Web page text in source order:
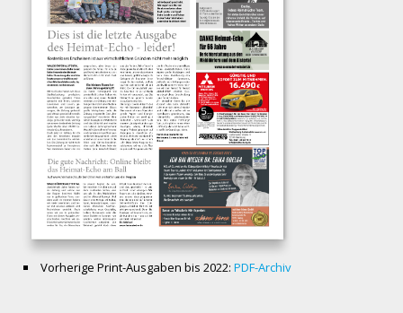
Vorherige Print-Ausgaben bis 2022: PDF-Archiv